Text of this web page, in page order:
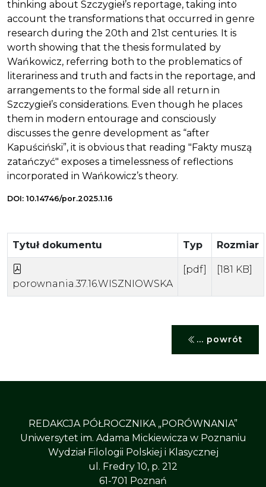
thinking about Szczygieł’s reportage, taking into
account the transformations that occurred in genre
research during the 20th and 21st centuries. It is
worth showing that the thesis formulated by
Wańkowicz, referring both to the problematics of
literariness and truth and facts in the reportage, and
arrangements to the formal side all return in
Szczygieł’s considerations. Even though he places
them in modern entourage and consciously
discusses the genre development as “after
Kapuściński”, it is obvious that reading "Fakty muszą
zatańczyć" exposes a timelessness of reflections
incorporated in Wańkowicz’s theory.
DOI: 10.14746/por.2025.1.16
Tytuł dokumentu Typ Rozmiar
porownania.37.16.WISZNIOWSKA
[pdf] [181 KB]
... powrót
REDAKCJA PÓŁROCZNIKA „PORÓWNANIA”
Uniwersytet im. Adama Mickiewicza w Poznaniu
Wydział Filologii Polskiej i Klasycznej
ul. Fredry 10, p. 212
61-701 Poznań